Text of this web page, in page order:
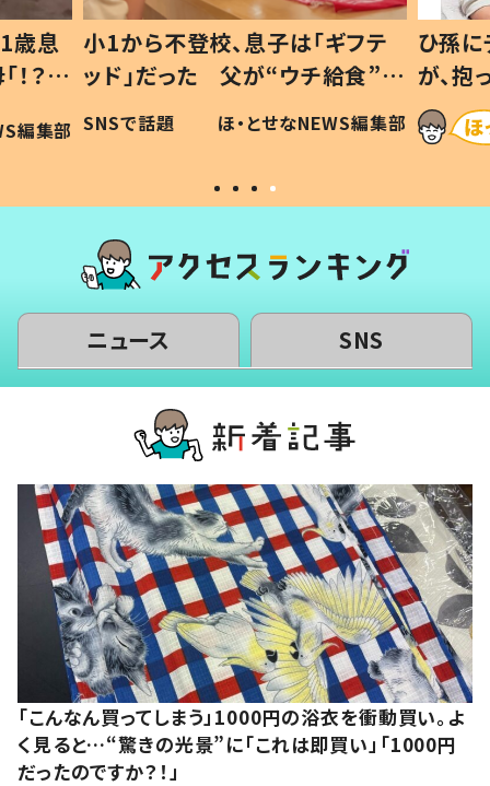
歳息
？」
編集部
小1から不登校、息子は「ギフテ
ッド」だった 父が“ウチ給食”を
作り続ける理由とは #令和の親
#令和の子
SNSで話題 ほ・とせなNEWS編集部
ひ孫
が、
「涙が
い」
ニュース SNS
「こんなん買ってしまう」1000円の浴衣を衝動買い。よ
く見ると…“驚きの光景”に「これは即買い」「1000円
だったのですか？！」